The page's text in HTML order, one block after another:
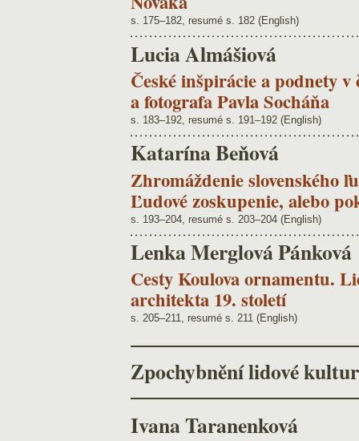
s. 175–182, resumé s. 182 (English)
Lucia Almášiová
České inšpirácie a podnety
a fotografa Pavla Socháňa
s. 183–192, resumé s. 191–192 (English)
Katarína Beňová
Zhromáždenie slovenského
Ľudové zoskupenie, alebo
s. 193–204, resumé s. 203–204 (English)
Lenka Merglová Pánková
Cesty Koulova ornamentu.
architekta 19. století
s. 205–211, resumé s. 211 (English)
Zpochybnění lidové
Ivana Taranenková